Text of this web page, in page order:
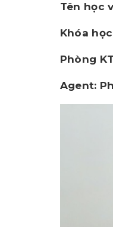
Tên học
Khóa
Phòng
Agent: